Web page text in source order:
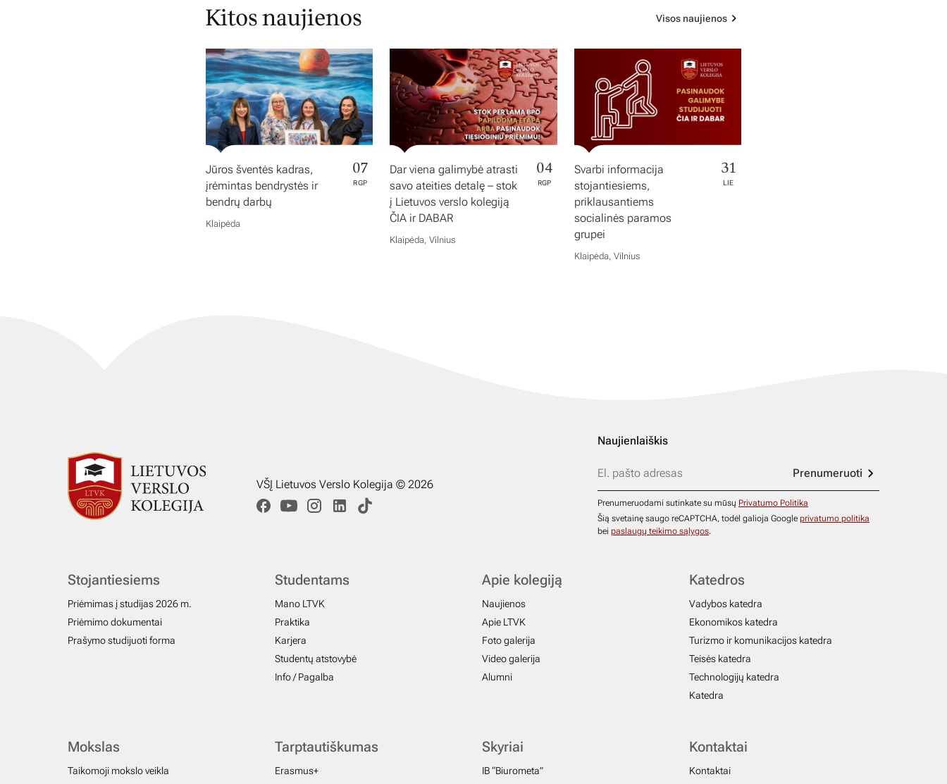
Kitos naujienos Visos naujienos
Jūros šventės kadras,
įrėmintas bendrystės ir
bendrų darbų
07
RGP
Klaipėda
Dar viena galimybė atrasti
savo ateities detalę – stok
į Lietuvos verslo kolegiją
ČIA ir DABAR
04
RGP
Klaipėda, Vilnius
Svarbi informacija
stojantiesiems,
priklausantiems
socialinės paramos
grupei
31
LIE
Klaipėda, Vilnius
VŠĮ Lietuvos Verslo Kolegija © 2026
Naujienlaiškis
Prenumeruoti
Prenumeruodami sutinkate su mūsų Privatumo Politika
Šią svetainę saugo reCAPTCHA, todėl galioja Google privatumo politika
bei paslaugų teikimo sąlygos.
Stojantiesiems
Priėmimas į studijas 2026 m.
Priėmimo dokumentai
Prašymo studijuoti forma
Studentams
Mano LTVK
Praktika
Karjera
Studentų atstovybė
Info / Pagalba
Apie kolegiją
Naujienos
Apie LTVK
Foto galerija
Video galerija
Alumni
Katedros
Vadybos katedra
Ekonomikos katedra
Turizmo ir komunikacijos katedra
Teisės katedra
Technologijų katedra
Katedra
Mokslas
Taikomoji mokslo veikla
Tarptautiškumas
Erasmus+
Skyriai
IB “Biurometa”
Kontaktai
Kontaktai